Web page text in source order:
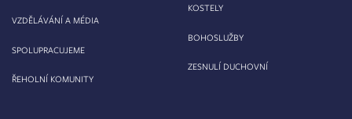
VZDĚLÁVÁNÍ A MÉDIA
SPOLUPRACUJEME
ŘEHOLNÍ KOMUNITY
KOSTELY
BOHOSLUŽBY
ZESNULÍ DUCHOVNÍ